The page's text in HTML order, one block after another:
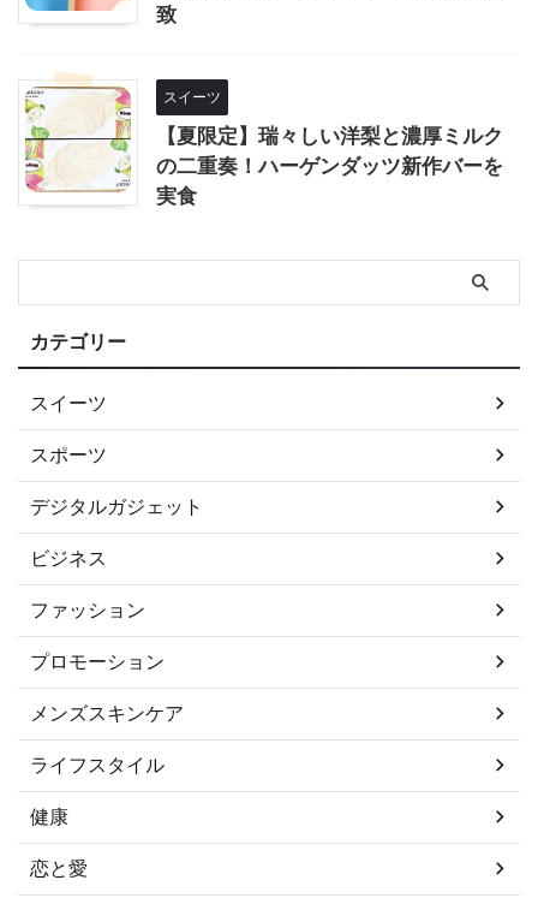
致
スイーツ
【夏限定】瑞々しい洋梨と濃厚ミルク
の二重奏！ハーゲンダッツ新作バーを
実食
カテゴリー
スイーツ
スポーツ
デジタルガジェット
ビジネス
ファッション
プロモーション
メンズスキンケア
ライフスタイル
健康
恋と愛